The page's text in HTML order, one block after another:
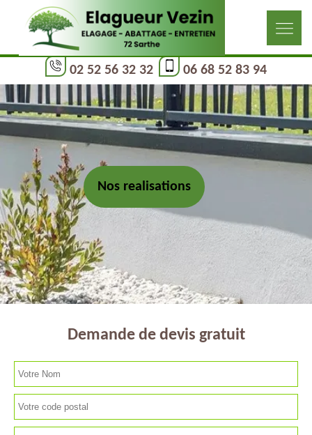
02 52 56 32 32 06 68 52 83 94
Nos realisations
Demande de devis gratuit